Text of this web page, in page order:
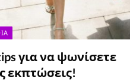
για να ψωνίσετε
εκπτώσεις!